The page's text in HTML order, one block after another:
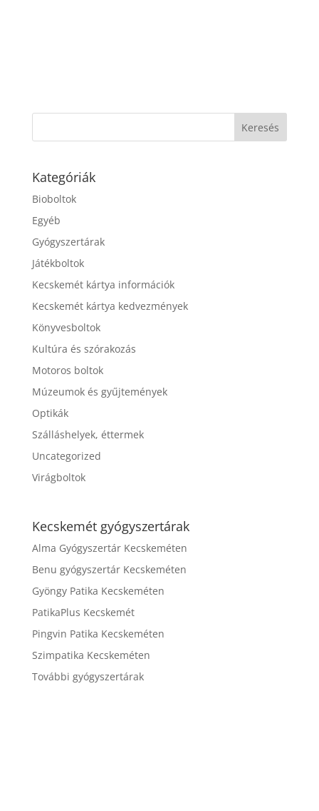
Kategóriák
Bioboltok
Egyéb
Gyógyszertárak
Játékboltok
Kecskemét kártya információk
Kecskemét kártya kedvezmények
Könyvesboltok
Kultúra és szórakozás
Motoros boltok
Múzeumok és gyűjtemények
Optikák
Szálláshelyek, éttermek
Uncategorized
Virágboltok
Kecskemét gyógyszertárak
Alma Gyógyszertár Kecskeméten
Benu gyógyszertár Kecskeméten
Gyöngy Patika Kecskeméten
PatikaPlus Kecskemét
Pingvin Patika Kecskeméten
Szimpatika Kecskeméten
További gyógyszertárak